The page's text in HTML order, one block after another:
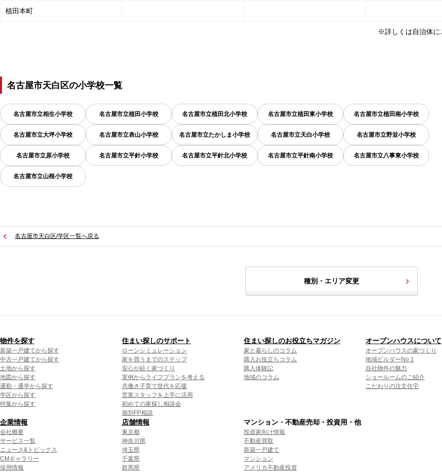
植田本町
※詳しくは自治体に
名古屋市天白区の小学校一覧
名古屋市立相生小学校 名古屋市立植田小学校 名古屋市立植田北小学校 名古屋市立植田東小学校 名古屋市立植田南小学校
名古屋市立大坪小学校 名古屋市立表山小学校 名古屋市立たかしま小学校 名古屋市立天白小学校 名古屋市立野並小学校
名古屋市立原小学校 名古屋市立平針小学校 名古屋市立平針北小学校 名古屋市立平針南小学校 名古屋市立八事東小学校
名古屋市立山根小学校
名古屋市天白区/学区一覧へ戻る
種別・エリア変更
物件を探す
新築一戸建てから探す
中古一戸建てから探す
土地から探す
地図から探す
通勤・通学から探す
学区から探す
特集から探す
住まい探しのサポート
ローンシミュレーション
家を買うまでのステップ
安心が続く家づくり
実例からライフプランを考える
共働き子育て世代を応援
営業スタッフを上手に活用
初めての家探し相談会
個別FP相談
住まい探しのお役立ちマガジン
家と暮らしのコラム
購入お役立ちコラム
購入体験記
地域のコラム
オープンハウスについて
オープンハウスの家づくり
地域ビルダーNo.1
自社物件の魅力
ショールームのご紹介
こだわりの注文住宅
企業情報
会社概要
サービス一覧
ニュース&トピックス
CMギャラリー
採用情報
店舗情報
東京都
神奈川県
埼玉県
千葉県
群馬県
マンション・不動産売却・投資用・他
投資家向け情報
不動産買取
新築一戸建て
マンション
アメリカ不動産投資